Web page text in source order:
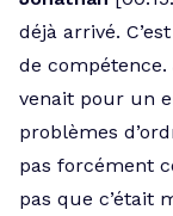
déjà arrivé.
de compétence.
venait pour un
problèmes
pas forcément
pas que c’était